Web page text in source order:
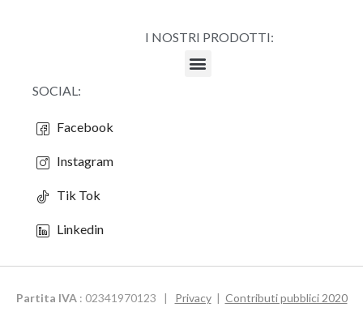
I NOSTRI PRODOTTI:
SOCIAL:
Facebook
Instagram
Tik Tok
Linkedin
Partita IVA : 02341970123 | Privacy| Contributi pubblici 2020